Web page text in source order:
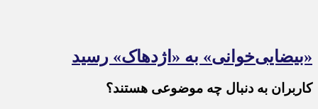
«بیضایی‌خوانی» به «اژدهاک» رسید
کاربران به دنبال چه موضوعی هستند؟